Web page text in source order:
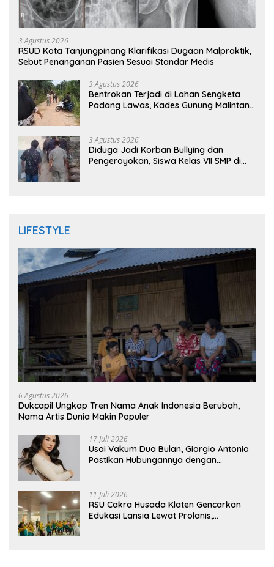
3 Agustus 2026
RSUD Kota Tanjungpinang Klarifikasi Dugaan Malpraktik,
Sebut Penanganan Pasien Sesuai Standar Medis
3 Agustus 2026
Bentrokan Terjadi di Lahan Sengketa
Padang Lawas, Kades Gunung Malintang
3 Agustus 2026
Diduga Jadi Korban Bullying dan
Pengeroyokan, Siswa Kelas VII SMP di
LIFESTYLE
6 Agustus 2026
Dukcapil Ungkap Tren Nama Anak Indonesia Berubah,
Nama Artis Dunia Makin Populer
17 Juli 2026
Usai Vakum Dua Bulan, Giorgio Antonio
Pastikan Hubungannya dengan
11 Juli 2026
RSU Cakra Husada Klaten Gencarkan
Edukasi Lansia Lewat Prolanis,